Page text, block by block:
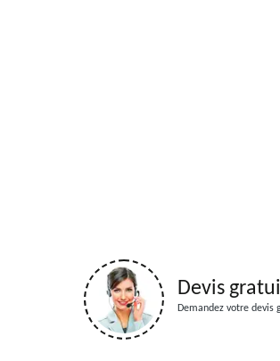
Devis
Demandez votre devis